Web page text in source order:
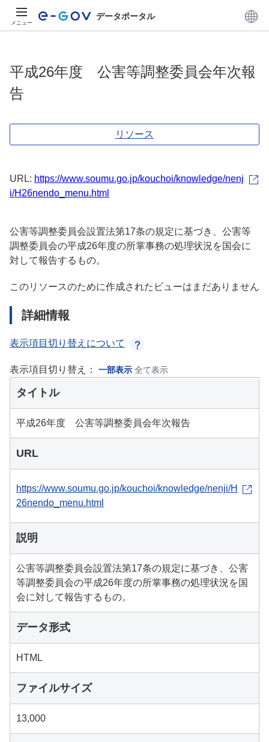
メニュー
データポータル
平成26年度 公害等調整委員会年次報
告
リソース
URL: https://www.soumu.go.jp/kouchoi/knowledge/nenj
i/H26nendo_menu.html
公害等調整委員会設置法第17条の規定に基づき、公害等
調整委員会の平成26年度の所掌事務の処理状況を国会に
対して報告するもの。
このリソースのために作成されたビューはまだありません
詳細情報
表示項目切り替えについて
表示項目切り替え： 一部表示 全て表示
タイトル
平成26年度 公害等調整委員会年次報告
URL
https://www.soumu.go.jp/kouchoi/knowledge/nenji/H
26nendo_menu.html
説明
公害等調整委員会設置法第17条の規定に基づき、公害
等調整委員会の平成26年度の所掌事務の処理状況を国
会に対して報告するもの。
データ形式
HTML
ファイルサイズ
13,000